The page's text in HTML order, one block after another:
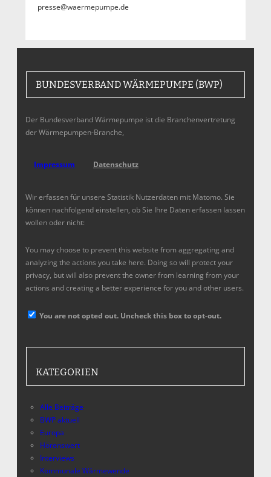
presse@waermepumpe.de
BUNDESVERBAND WÄRMEPUMPE (BWP)
Der Bundesverband Wärmepumpe ist die Branchenvertretung
der Wärmepumpen-Branche,
Impressum Datenschutz
Wir erfassen für unsere Statistik Nutzerdaten mit Matomo. Sie
können nachfolgend einstellen, ob Sie Ihre Daten erfassen lassen
wollen oder nicht:
You may choose to prevent this website from aggregating and
analyzing the actions you take here. Doing so will protect your
privacy, but will also prevent the owner from learning from your
actions and creating a better experience for you and other users.
You are not opted out. Uncheck this box to opt-out.
KATEGORIEN
Alle Beiträge
BWP aktuell
Europa
Hörenswert
Interviews
Kommunale Wärmewende